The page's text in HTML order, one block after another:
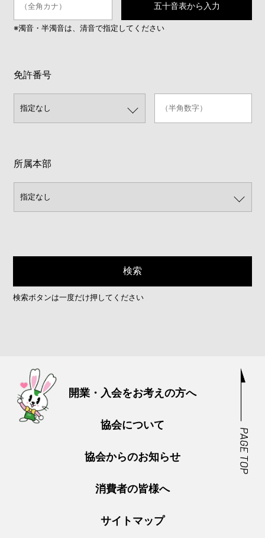
五十音表から入力
※濁音・半濁音は、清音で指定してください
免許番号
所属本部
検索ボタンは一度だけ押してください
開業・入会をお考えの方へ
協会について
協会からのお知らせ
消費者の皆様へ
サイトマップ